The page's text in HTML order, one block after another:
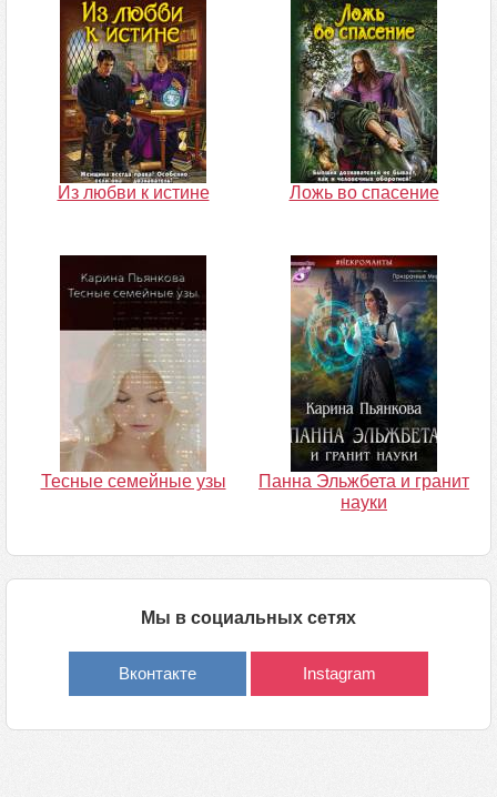
Из любви к истине Ложь во спасение
Тесные семейные узы
Панна Эльжбета и гранит
науки
Мы в социальных сетях
Вконтакте Instagram